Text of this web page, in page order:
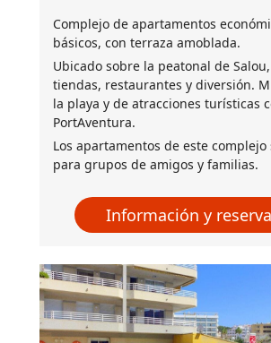
Complejo de apartamentos
básicos, con terraza amoblada.
Ubicado sobre la peatonal de
tiendas, restaurantes y diversión.
la playa y de atracciones turísticas
PortAventura.
Los apartamentos de este complejo
para grupos de amigos y familias.
Información y